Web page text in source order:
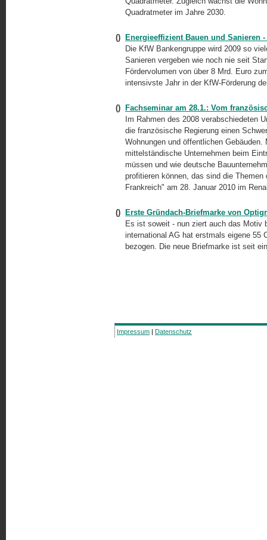
Quadratmeter im Jahre 2030.
()
Energieeffizient Bauen und Sanieren
Die KfW Bankengruppe wird 2009 so
Sanieren vergeben wie noch nie seit
Fördervolumen von über 8 Mrd. Euro
intensivste Jahr in der KfW-Förderung
()
Fachseminar am 28.1.: Vom
Im Rahmen des 2008 verabschiedeten
die französische Regierung einen
Wohnungen und öffentlichen
mittelständische Unternehmen beim
müssen und wie deutsche
profitieren können, das sind die
Frankreich" am 28. Januar 2010 im
()
Erste Gründach-Briefmarke von
Es ist soweit - nun ziert auch das Motiv
international AG hat erstmals eigene 55
bezogen. Die neue Briefmarke ist seit
Impressum | Datenschutz